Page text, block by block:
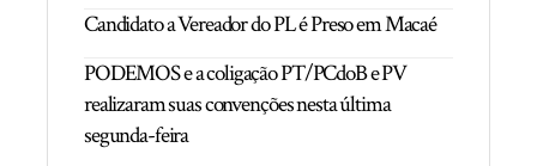
Candidato a Vereador do PL é Preso em Macaé
PODEMOS e a coligação PT/PCdoB e PV
realizaram suas convenções nesta última
segunda-feira